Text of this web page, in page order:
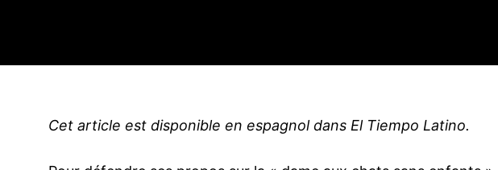
Cet article est disponible en espagnol dans El Tiempo Latino.